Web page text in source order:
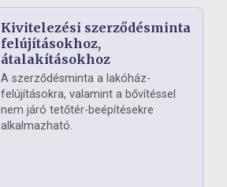
Kivitelezési szerződésminta
felújításokhoz,
átalakításokhoz
A szerződésminta a lakóház-
felújításokra, valamint a bővítéssel
nem járó tetőtér-beépítésekre
alkalmazható.